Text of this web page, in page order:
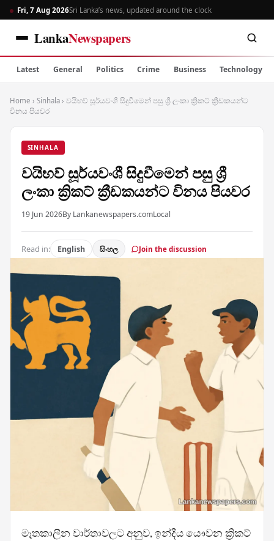
Fri, 7 Aug 2026Sri Lanka’s news, updated around the clock
LankaNewspapers
Latest General Politics Crime Business Technology
Home › Sinhala › වයිභව් සූර්යවංශී සිදුවීමෙන් පසු ශ්‍රී ලංකා ක්‍රිකට් ක්‍රීඩකයන්ට
විනය පියවර
SINHALA
වයිභව් සූර්යවංශී සිදුවීමෙන් පසු ශ්‍රී
ලංකා ක්‍රිකට් ක්‍රීඩකයන්ට විනය පියවර
19 Jun 2026By Lankanewspapers.comLocal
Read in: English සිංහල Join the discussion
මෑතකාලීන වාර්තාවලට අනුව, ඉන්දීය යෞවන ක්‍රිකට්